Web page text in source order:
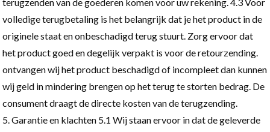
volledige terugbetaling is het belangrijk dat je het product in de
originele staat en onbeschadigd terug stuurt. Zorg ervoor dat
het product goed en degelijk verpakt is voor de retourzending.
ontvangen wij het product beschadigd of incompleet dan kunnen
wij geld in mindering brengen op het terug te storten bedrag. De
consument draagt de directe kosten van de terugzending.
Garantie en klachten 5.1 Wij staan ervoor in dat de geleverde